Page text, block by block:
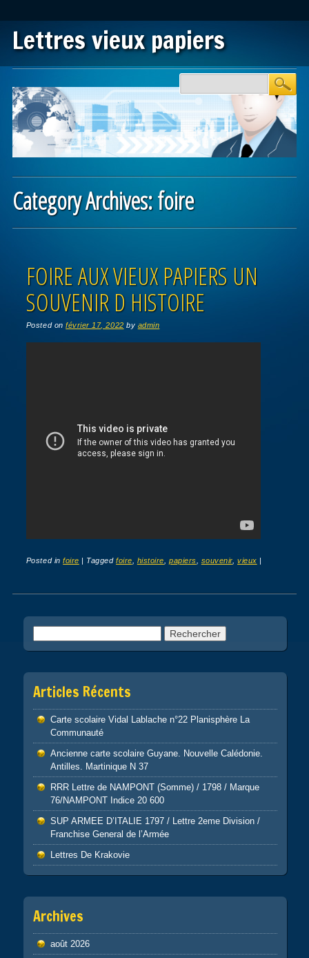
Lettres vieux papiers
Main menu
Category Archives:foire
FOIRE AUX VIEUX PAPIERS UN
SOUVENIR D HISTOIRE
Posted onfévrier 17, 2022 by admin
Posted infoire | Taggedfoire histoire ,papiers souvenir,vieux |
Post navigation
Articles Récents
Carte scolaire Vidal Lablache n°22 Planisphère La
Communauté
Ancienne carte scolaire Guyane. Nouvelle Calédonie.
Antilles. Martinique N 37
RRR Lettre de NAMPONT (Somme) / 1798 / Marque
76/NAMPONT Indice 20 600
SUP ARMEE D’ITALIE 1797 / Lettre 2eme Division /
Franchise General de l’Armée
Lettres De Krakovie
Archives
août 2026